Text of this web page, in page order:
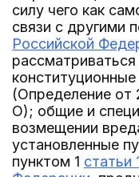
силу чего как
связи с другими
Российской
(Определение от
О); общие и
возмещении
установленные
пунктом 1 статьи